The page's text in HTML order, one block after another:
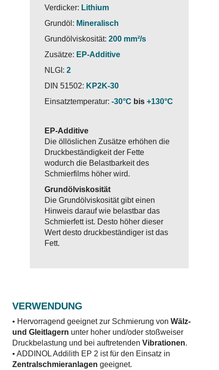
Verdicker: Lithium
Grundöl: Mineralisch
Grundölviskosität: 200 mm²/s
Zusätze: EP-Additive
NLGI: 2
DIN 51502: KP2K-30
Einsatztemperatur: -30°C bis +130°C
EP-Additive
Die öllöslichen Zusätze erhöhen die
Druckbeständigkeit der Fette
wodurch die Belastbarkeit des
Schmierfilms höher wird.
Grundölviskosität
Die Grundölviskosität gibt einen
Hinweis darauf wie belastbar das
Schmierfett ist. Desto höher dieser
Wert desto druckbeständiger ist das
Fett.
VERWENDUNG
• Hervorragend geeignet zur Schmierung von Wälz-
und Gleitlagern unter hoher und/oder stoßweiser
Druckbelastung und bei auftretenden Vibrationen.
• ADDINOL Addilith EP 2 ist für den Einsatz in
Zentralschmieranlagen geeignet.